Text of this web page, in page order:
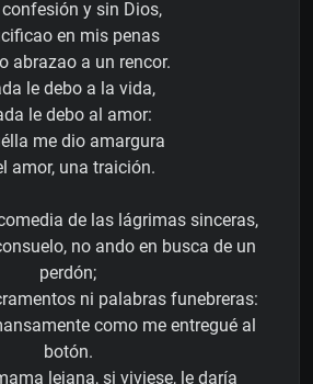
y sin Dios,
en mis penas
abrazao a un rencor.
le debo a la vida,
le debo al amor:
me dio amargura
amor, una traición.
de las lágrimas sinceras,
no ando en busca de un
perdón;
ni palabras funebreras:
como me entregué al
botón.
lejana, si viviese, le daría